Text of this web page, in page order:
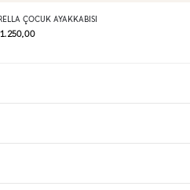
ÇOCUK AYAKKABISI